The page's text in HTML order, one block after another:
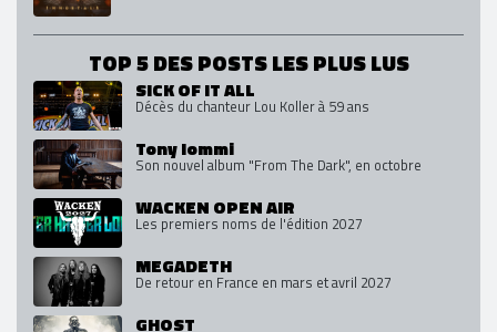
TOP 5 DES POSTS LES PLUS LUS
SICK OF IT ALL
Décès du chanteur Lou Koller à 59 ans
Tony Iommi
Son nouvel album "From The Dark", en octobre
WACKEN OPEN AIR
Les premiers noms de l'édition 2027
MEGADETH
De retour en France en mars et avril 2027
GHOST